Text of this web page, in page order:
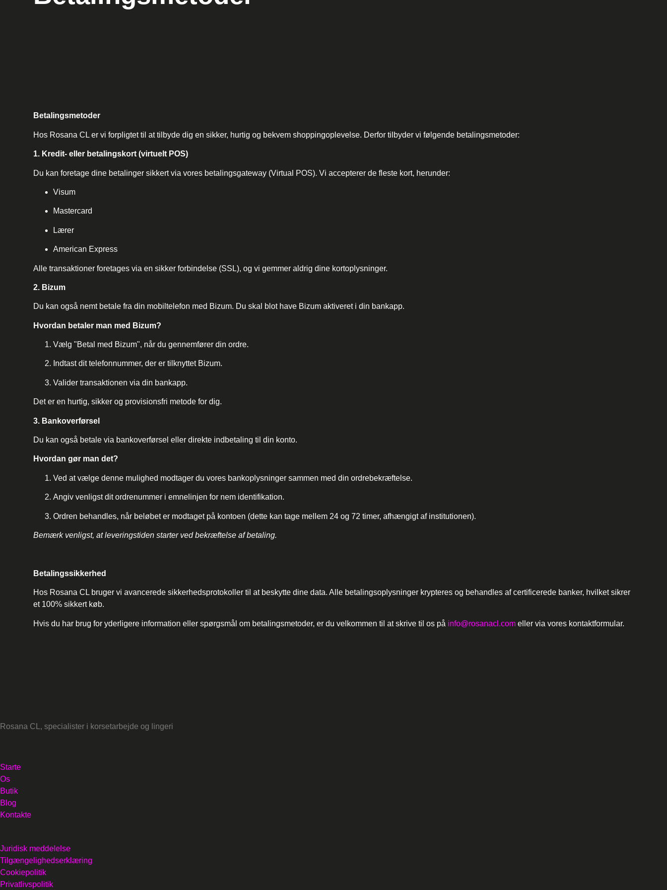
Betalingsmetoder
Hos Rosana CL er vi forpligtet til at tilbyde dig en sikker, hurtig og bekvem shoppingoplevelse. Derfor tilbyder vi følgende betalingsmetoder:
1. Kredit- eller betalingskort (virtuelt POS)
Du kan foretage dine betalinger sikkert via vores betalingsgateway (Virtual POS). Vi accepterer de fleste kort, herunder:
Visum
Mastercard
Lærer
American Express
Alle transaktioner foretages via en sikker forbindelse (SSL), og vi gemmer aldrig dine kortoplysninger.
2. Bizum
Du kan også nemt betale fra din mobiltelefon med Bizum. Du skal blot have Bizum aktiveret i din bankapp.
Hvordan betaler man med Bizum?
Vælg "Betal med Bizum", når du gennemfører din ordre.
Indtast dit telefonnummer, der er tilknyttet Bizum.
Valider transaktionen via din bankapp.
Det er en hurtig, sikker og provisionsfri metode for dig.
3. Bankoverførsel
Du kan også betale via bankoverførsel eller direkte indbetaling til din konto.
Hvordan gør man det?
Ved at vælge denne mulighed modtager du vores bankoplysninger sammen med din ordrebekræftelse.
Angiv venligst dit ordrenummer i emnelinjen for nem identifikation.
Ordren behandles, når beløbet er modtaget på kontoen (dette kan tage mellem 24 og 72 timer, afhængigt af institutionen).
Bemærk venligst, at leveringstiden starter ved bekræftelse af betaling.
Betalingssikkerhed
Hos Rosana CL bruger vi avancerede sikkerhedsprotokoller til at beskytte dine data. Alle betalingsoplysninger krypteres og behandles af certificerede banker, hvilket sikrer
et 100% sikkert køb.
Hvis du har brug for yderligere information eller spørgsmål om betalingsmetoder, er du velkommen til at skrive til os på info@rosanacl.com eller via vores kontaktformular.
Rosana CL, specialister i korsetarbejde og lingeri
Starte
Os
Butik
Blog
Kontakte
Juridisk meddelelse
Tilgængelighedserklæring
Cookiepolitik
Privatlivspolitik